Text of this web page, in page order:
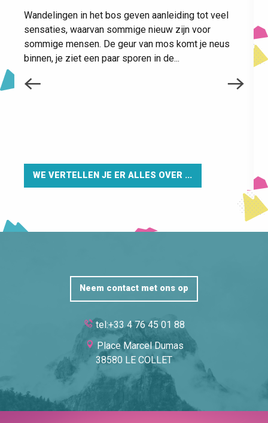
Wandelingen in het bos geven aanleiding tot veel
sensaties, waarvan sommige nieuw zijn voor
sommige mensen. De geur van mos komt je neus
binnen, je ziet een paar sporen in de...
WE VERTELLEN JE ER ALLES OVER ...
Neem contact met ons op
tel:+33 4 76 45 01 88
Place Marcel Dumas
38580 LE COLLET